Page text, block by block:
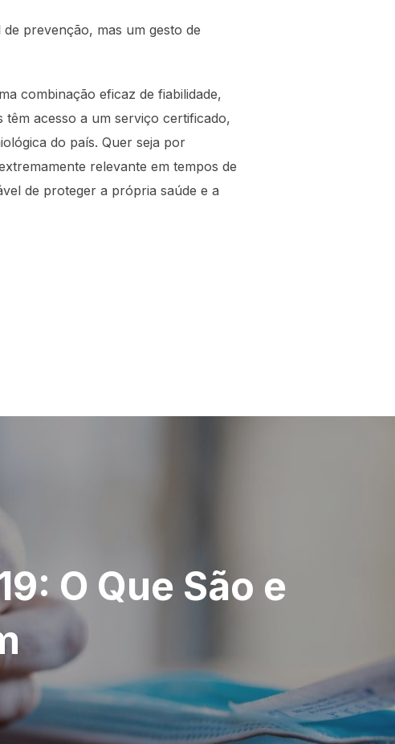
prevenção, mas um gesto de
combinação eficaz de fiabilidade,
têm acesso a um serviço certificado,
do país. Quer seja por
relevante em tempos de
de proteger a própria saúde e a
O Que São e